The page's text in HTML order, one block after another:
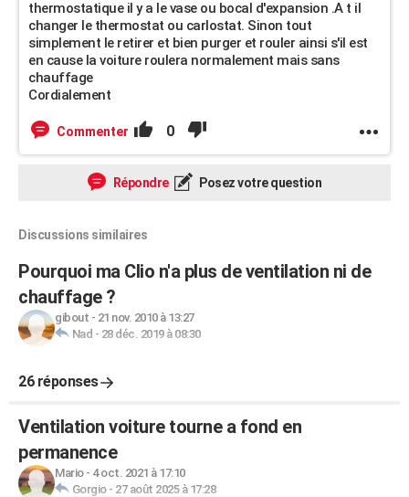
thermostatique il y a le vase ou bocal d'expansion .A t il
changer le thermostat ou carlostat. Sinon tout
simplement le retirer et bien purger et rouler ainsi s'il est
en cause la voiture roulera normalement mais sans
chauffage
Cordialement
Commenter 0
Répondre Posez votre question
Discussions similaires
Pourquoi ma Clio n'a plus de ventilation ni de
chauffage ?
gibout - 21 nov. 2010 à 13:27
Nad - 28 déc. 2019 à 08:30
26 réponses
Ventilation voiture tourne a fond en
permanence
Mario- 4 oct. 2021 à 17:10
Gorgio- 27 août 2025 à 17:28